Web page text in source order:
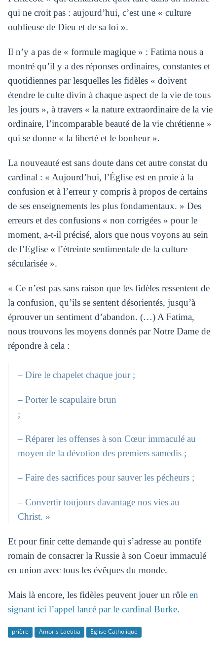
qui ne croit pas : aujourd’hui, c’est une « culture
oublieuse de Dieu et de sa loi ».
Il n’y a pas de « formule magique » : Fatima nous a
montré qu’il y a des réponses ordinaires, constantes et
quotidiennes par lesquelles les fidèles « doivent
étendre le culte divin à chaque aspect de la vie de tous
les jours », à travers « la nature extraordinaire de la vie
ordinaire, l’incomparable beauté de la vie chrétienne »
qui se donne « la liberté et le bonheur ».
La nouveauté est sans doute dans cet autre constat du
cardinal : « Aujourd’hui, l’Église est en proie à la
confusion et à l’erreur y compris à propos de certains
de ses enseignements les plus fondamentaux. » Des
erreurs et des confusions « non corrigées » pour le
moment, a-t-il précisé, alors que nous voyons au sein
de l’Eglise « l’étreinte sentimentale de la culture
sécularisée ».
« Ce n’est pas sans raison que les fidèles ressentent de
la confusion, qu’ils se sentent désorientés, jusqu’à
éprouver un sentiment d’abandon. (…) A Fatima,
nous trouvons les moyens donnés par Notre Dame de
répondre à cela :
– Dire le chapelet chaque jour ;
– Porter le scapulaire brun
– Réparer les offenses à son Cœur immaculé au
moyen de la dévotion des premiers samedis ;
– Faire des sacrifices pour sauver les pécheurs ;
– Convertir toujours davantage nos vies au
Christ. »
Et pour finir cette demande qui s’adresse au pontife
romain de consacrer la Russie à son Coeur immaculé
en union avec tous les évêques du monde.
Mais là encore, les fidèles peuvent jouer un rôle en
signant ici l’appel lancé par le cardinal Burke.
prière Amoris Laetitia Église Catholique